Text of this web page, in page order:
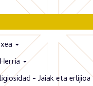
- Jaiak eta erlijioa